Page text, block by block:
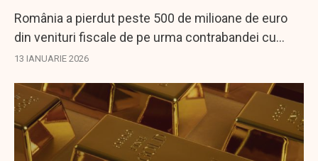
România a pierdut peste 500 de milioane de euro
din venituri fiscale de pe urma contrabandei cu
ţigări, în 2025.
13 IANUARIE 2026